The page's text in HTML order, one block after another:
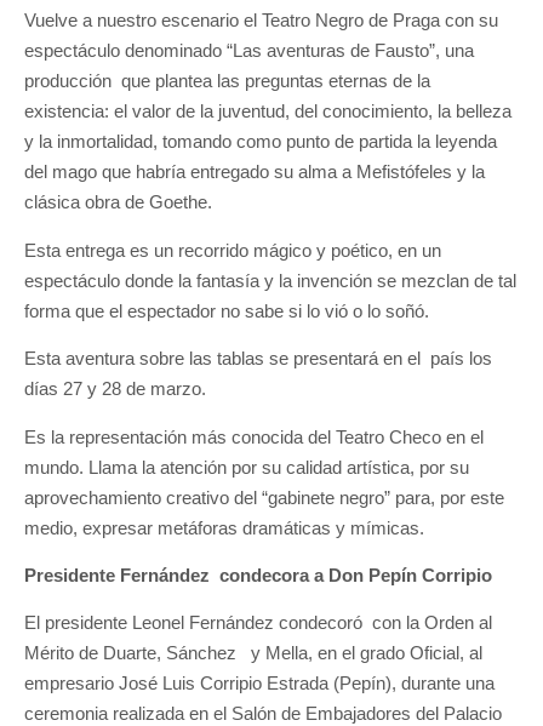
Vuelve a nuestro escenario el Teatro Negro de Praga con su
espectáculo denominado “Las aventuras de Fausto”, una
producción que plantea las preguntas eternas de la
existencia: el valor de la juventud, del conocimiento, la belleza
y la inmortalidad, tomando como punto de partida la leyenda
del mago que habría entregado su alma a Mefistófeles y la
clásica obra de Goethe.
Esta entrega es un recorrido mágico y poético, en un
espectáculo donde la fantasía y la invención se mezclan de tal
forma que el espectador no sabe si lo vió o lo soñó.
Esta aventura sobre las tablas se presentará en el país los
días 27 y 28 de marzo.
Es la representación más conocida del Teatro Checo en el
mundo. Llama la atención por su calidad artística, por su
aprovechamiento creativo del “gabinete negro” para, por este
medio, expresar metáforas dramáticas y mímicas.
Presidente Fernández condecora a Don Pepín Corripio
El presidente Leonel Fernández condecoró con la Orden al
Mérito de Duarte, Sánchez y Mella, en el grado Oficial, al
empresario José Luis Corripio Estrada (Pepín), durante una
ceremonia realizada en el Salón de Embajadores del Palacio